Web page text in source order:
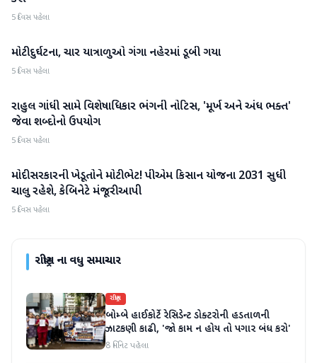
5 દિવસ પહેલા
રાષ્ટ્રીય
મોટી દુર્ઘટના, ચાર યાત્રાળુઓ ગંગા નહેરમાં ડૂબી ગયા
5 દિવસ પહેલા
રાષ્ટ્રીય
રાહુલ ગાંધી સામે વિશેષાધિકાર ભંગની નોટિસ, 'મૂર્ખ અને અંધ ભક્ત'
જેવા શબ્દોનો ઉપયોગ
5 દિવસ પહેલા
રાષ્ટ્રીય
મોદી સરકારની ખેડૂતોને મોટી ભેટ! પીએમ કિસાન યોજના 2031 સુધી
ચાલુ રહેશે, કેબિનેટે મંજૂરી આપી
5 દિવસ પહેલા
રાષ્ટ્રીયના વધુ સમાચાર
રાષ્ટ્રીય
બોમ્બે હાઈકોર્ટે રેસિડેન્ટ ડોક્ટરોની હડતાળની
ઝાટકણી કાઢી, 'જો કામ ન હોય તો પગાર બંધ કરો'
8 મિનિટ પહેલા